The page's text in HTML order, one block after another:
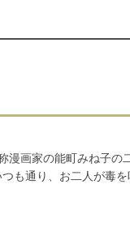
画家の能町みね子の
も通り、お二人が毒を